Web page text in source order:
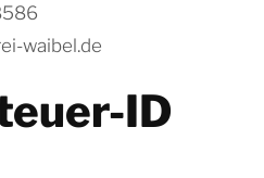
waibel.de
ID